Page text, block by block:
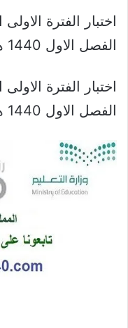
اختبار الفترة
الفصل الاول 1440 هـ / 2019 م
اختبار الفترة
الفصل الاول 1440 هـ / 2019 م